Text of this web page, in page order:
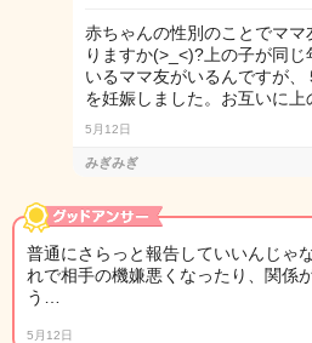
赤ちゃんの性別のことでマ
りますか(>_<)?上の子が同
いるママ友がいるんですが
を妊娠しました。お互いに
5月12日
みぎみぎ
普通にさらっと報告していいんじゃ
れで相手の機嫌悪くなったり、関係
う…
5月12日